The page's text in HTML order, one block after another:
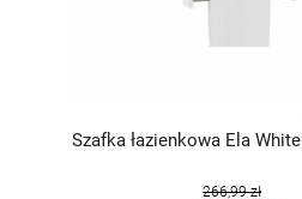
Szafka łazienkowa Ela White
266,99 zł